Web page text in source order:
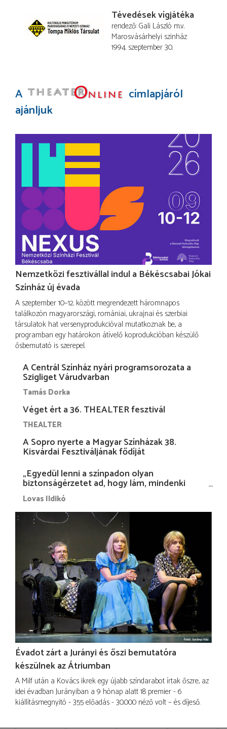
Tévedések vígjátéka
rendező Gali László m.v.
Marosvásárhelyi szinház
1994. szeptember 30.
A
címlapjáról
ajánljuk
Nemzetközi fesztivállal indul a Békéscsabai Jókai
Színház új évada
A szeptember 10–12. között megrendezett háromnapos
találkozón magyarországi, romániai, ukrajnai és szerbiai
társulatok hat versenyprodukcióval mutatkoznak be, a
programban egy határokon átívelő koprodukcióban készülő
ősbemutató is szerepel.
A Centrál Színház nyári programsorozata a
Szigliget Várudvarban
Tamás Dorka
Véget ért a 36. THEALTER fesztivál
THEALTER
A Sopro nyerte a Magyar Színházak 38.
Kisvárdai Fesztiváljának fődíját
„Egyedül lenni a színpadon olyan
biztonságérzetet ad, hogy lám, mindenki
más nélkül is megvagyok magammal…”
Lovas Ildikó
Évadot zárt a Jurányi és őszi bemutatóra
készülnek az Átriumban
A Milf után a Kovács ikrek egy újabb színdarabot írtak őszre, az
idei évadban Jurányiban a 9 hónap alatt 18 premier - 6
kiállításmegnyitó - 355 előadás - 30.000 néző volt – és díjeső.